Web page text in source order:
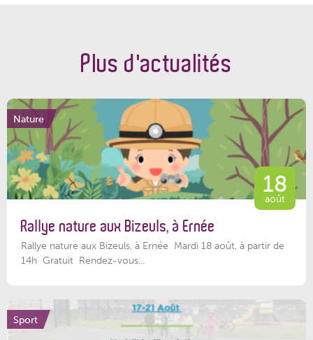
Plus d'actualités
Nature
18
août
Rallye nature aux Bizeuls, à Ernée
Rallye nature aux Bizeuls, à Ernée Mardi 18 août, à partir de
14h Gratuit Rendez-vous...
Sport